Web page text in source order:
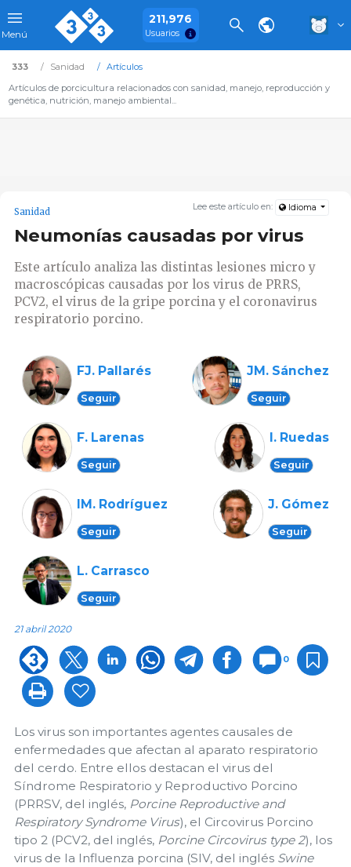
Menú
211,976
Usuarios
333 Sanidad
Artículos
Artículos de porcicultura relacionados con sanidad, manejo, reproducción y
genética, nutrición, manejo ambiental...
Lee este artículo en: Idioma
Sanidad
Neumonías causadas por virus
Este artículo analiza las distintas lesiones micro y
macroscópicas causadas por los virus de PRRS,
PCV2, el virus de la gripe porcina y el coronavirus
respiratorio porcino.
FJ. Pallarés
Seguir
JM. Sánchez
Seguir
F. Larenas
Seguir
I. Ruedas
Seguir
IM. Rodríguez
Seguir
J. Gómez
Seguir
L. Carrasco
Seguir
21 abril 2020
0
Los virus son importantes agentes causales de
enfermedades que afectan al aparato respiratorio
del cerdo. Entre ellos destacan el virus del
Síndrome Respiratorio y Reproductivo Porcino
(PRRSV, del inglés, Porcine Reproductive and
Respiratory Syndrome Virus), el Circovirus Porcino
tipo 2 (PCV2, del inglés, Porcine Circovirus type 2), los
virus de la Influenza porcina (SIV, del inglés Swine